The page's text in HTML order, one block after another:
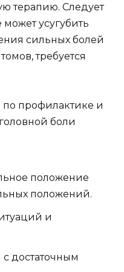
терапию. Следует
усугубить
сильных болей
требуется
профилактике и
боли
положение
положений.
и
достаточным